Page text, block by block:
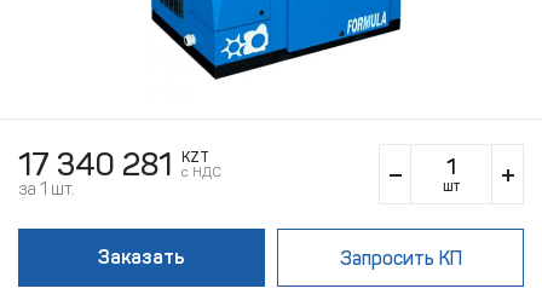
17 340 281
KZT
c НДС
за 1 шт. шт
Заказать Запросить КП